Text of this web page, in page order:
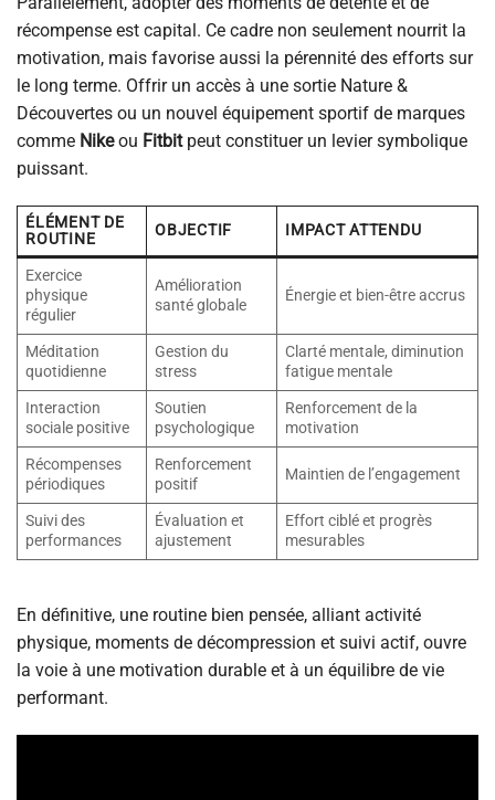
récompense est capital. Ce cadre non seulement nourrit la
motivation, mais favorise aussi la pérennité des efforts sur
le long terme. Offrir un accès à une sortie Nature &
Découvertes ou un nouvel équipement sportif de marques
comme Nikeou Fitbitpeut constituer un levier symbolique
puissant.
ÉLÉMENT DE
ROUTINE
OBJECTIF IMPACT ATTENDU
Exercice
physique
régulier
Amélioration
santé globale
Énergie et bien-être accrus
Méditation
quotidienne
Gestion du
stress
Clarté mentale, diminution
fatigue mentale
Interaction
sociale positive
Soutien
psychologique
Renforcement de la
motivation
Récompenses
périodiques
Renforcement
positif
Maintien de l’engagement
Suivi des
performances
Évaluation et
ajustement
Effort ciblé et progrès
mesurables
En définitive, une routine bien pensée, alliant activité
physique, moments de décompression et suivi actif, ouvre
la voie à une motivation durable et à un équilibre de vie
performant.